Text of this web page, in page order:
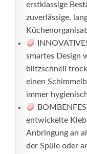
erstklassige
zuverlässige,
smartes Design
blitzschnell
einen
immer
entwickelte
Anbringung an
der Spüle oder